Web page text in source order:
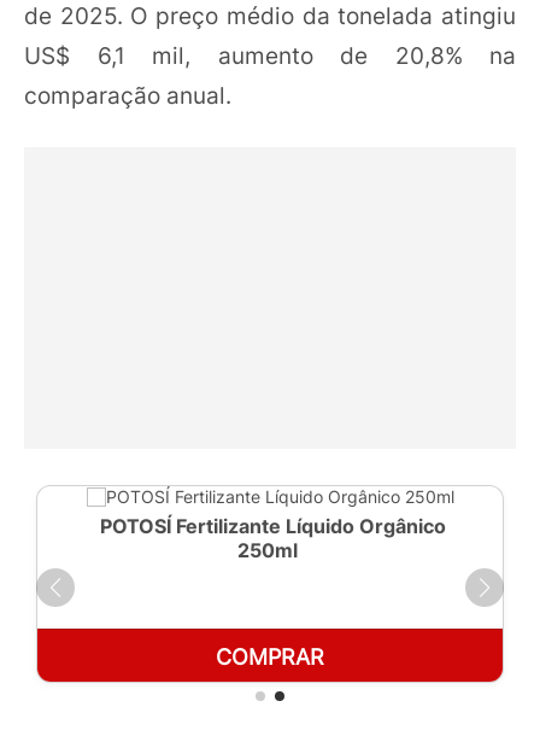
de 2025. O preço médio da tonelada atingiu
US$ 6,1 mil, aumento de 20,8% na
comparação anual.
POTOSÍ Fertilizante Líquido Orgânico
250ml
COMPRAR